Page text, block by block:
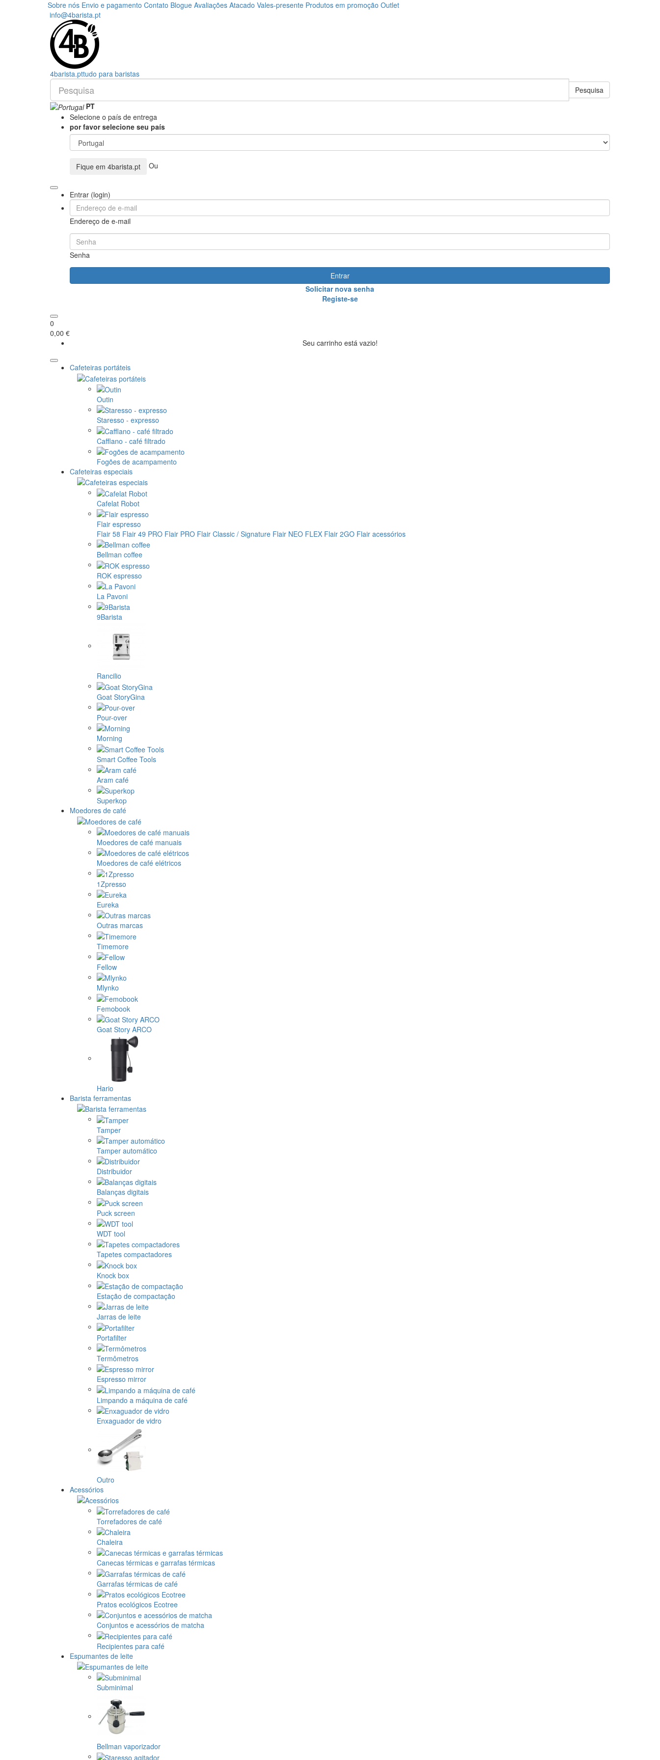
Sobre nós Envio e pagamento Contato Blogue Avaliações Atacado Vales-presente Produtos em promoção Outlet
info@4barista.pt
4barista.pttudo para baristas
Pesquisa
PT
Selecione o país de entrega
por favor selecione seu país
Fique em 4barista.pt Ou
Entrar (login)
Endereço de e-mail
Senha
Entrar
Solicitar nova senha
Registe-se
0
0,00 €
Seu carrinho está vazio!
Cafeteiras portáteis
Outin
Staresso - expresso
Cafflano - café filtrado
Fogões de acampamento
Cafeteiras especiais
Cafelat Robot
Flair espresso
Flair 58 Flair 49 PRO Flair PRO Flair Classic / Signature Flair NEO FLEX Flair 2GO Flair acessórios
Bellman coffee
ROK espresso
La Pavoni
9Barista
Rancilio
Goat StoryGina
Pour-over
Morning
Smart Coffee Tools
Aram café
Superkop
Moedores de café
Moedores de café manuais
Moedores de café elétricos
1Zpresso
Eureka
Outras marcas
Timemore
Fellow
Mlynko
Femobook
Goat Story ARCO
Hario
Barista ferramentas
Tamper
Tamper automático
Distribuidor
Balanças digitais
Puck screen
WDT tool
Tapetes compactadores
Knock box
Estação de compactação
Jarras de leite
Portafilter
Termômetros
Espresso mirror
Limpando a máquina de café
Enxaguador de vidro
Outro
Acessórios
Torrefadores de café
Chaleira
Canecas térmicas e garrafas térmicas
Garrafas térmicas de café
Pratos ecológicos Ecotree
Conjuntos e acessórios de matcha
Recipientes para café
Espumantes de leite
Subminimal
Bellman vaporizador